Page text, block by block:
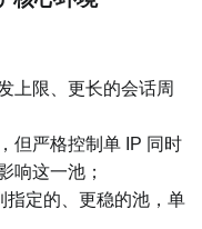
上限、更长的会话周
但严格控制单 IP 同时
响这一池；
指定的、更稳的池，单